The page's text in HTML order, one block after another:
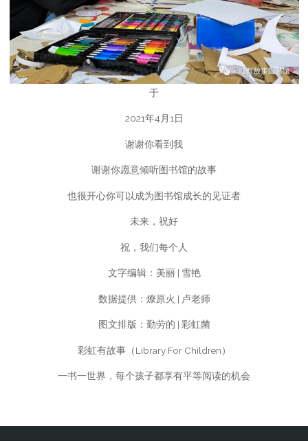
于
2021年4月1日
谢谢你看到我
谢谢你愿意倾听图书馆的故事
也很开心你可以成为图书馆成长的见证者
未来，祝好
祝，我们每个人
文字编辑：美丽 | 雪艳
数据提供：燎原火 | 卢老师
图文排版：勤劳的 | 彩虹菌
彩虹有故事（Library For Children）
一书一世界，每个孩子都享有平等阅读的机会